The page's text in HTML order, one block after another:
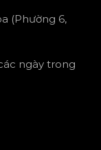
(Phường 6,
ngày trong